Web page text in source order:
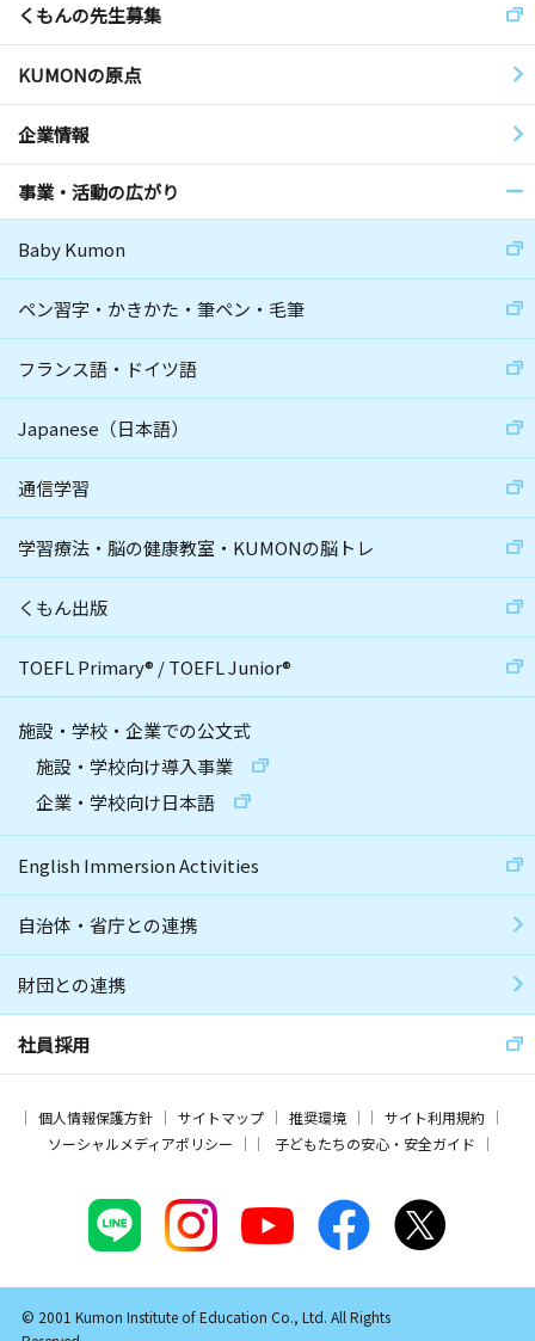
くもんの先生募集
KUMONの原点
企業情報
事業・活動の広がり
Baby Kumon
ペン習字・かきかた・筆ペン・毛筆
フランス語・ドイツ語
Japanese（日本語）
通信学習
学習療法・脳の健康教室・KUMONの脳トレ
くもん出版
TOEFL Primary® /TOEFL Junior®
施設・学校・企業での公文式
施設・学校向け導入事業
企業・学校向け日本語
English Immersion Activities
自治体・省庁との連携
財団との連携
社員採用
個人情報保護方針 サイトマップ 推奨環境
サイト利用規約
ソーシャルメディアポリシー
子どもたちの安心・安全ガイド
© 2001 Kumon Institute of Education Co., Ltd. All Rights